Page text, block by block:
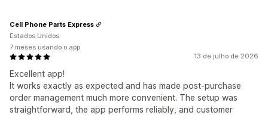
13 de julho de 2026
Excellent app!
It works exactly as expected and has made post-purchase
order management much more convenient. The setup was
straightforward, the app performs reliably, and customer
Cell Phone Parts Express
Estados Unidos
7 meses usando o app